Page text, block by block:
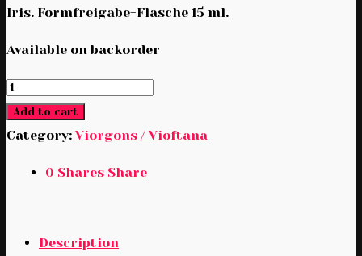
Iris. Formfreigabe-Flasche 15 ml.
Available on backorder
Viophtan
08
quantity
Add to cart
Category: Viorgons / Vioftana
0 Shares Share
Description